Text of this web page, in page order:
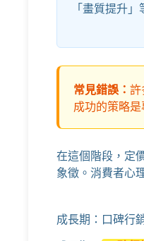
「畫質提升
常見錯誤： 許
成功的策略
在這個階段，定
象徵。消費者心
成長期：口碑行